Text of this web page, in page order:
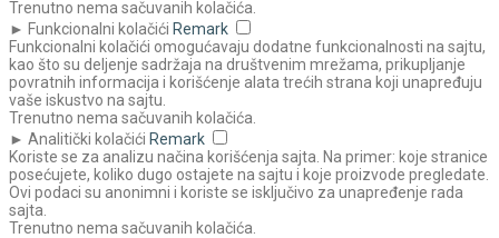
Trenutno nema sačuvanih kolačića.
► Funkcionalni kolačići Remark
Funkcionalni kolačići omogućavaju dodatne funkcionalnosti na sajtu,
kao što su deljenje sadržaja na društvenim mrežama, prikupljanje
povratnih informacija i korišćenje alata trećih strana koji unapređuju
vaše iskustvo na sajtu.
Trenutno nema sačuvanih kolačića.
► Analitički kolačići Remark
Koriste se za analizu načina korišćenja sajta. Na primer: koje stranice
posećujete, koliko dugo ostajete na sajtu i koje proizvode pregledate.
Ovi podaci su anonimni i koriste se isključivo za unapređenje rada
sajta.
Trenutno nema sačuvanih kolačića.